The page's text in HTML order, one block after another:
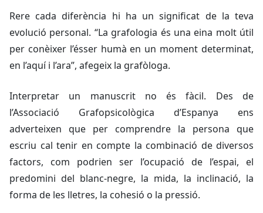
Rere cada diferència hi ha un significat de la teva
evolució personal. “La grafologia és una eina molt útil
per conèixer l’ésser humà en un moment determinat,
en l’aquí i l’ara”, afegeix la grafòloga.
Interpretar un manuscrit no és fàcil. Des de
l’Associació Grafopsicològica d’Espanya ens
adverteixen que per comprendre la persona que
escriu cal tenir en compte la combinació de diversos
factors, com podrien ser l’ocupació de l’espai, el
predomini del blanc-negre, la mida, la inclinació, la
forma de les lletres, la cohesió o la pressió.